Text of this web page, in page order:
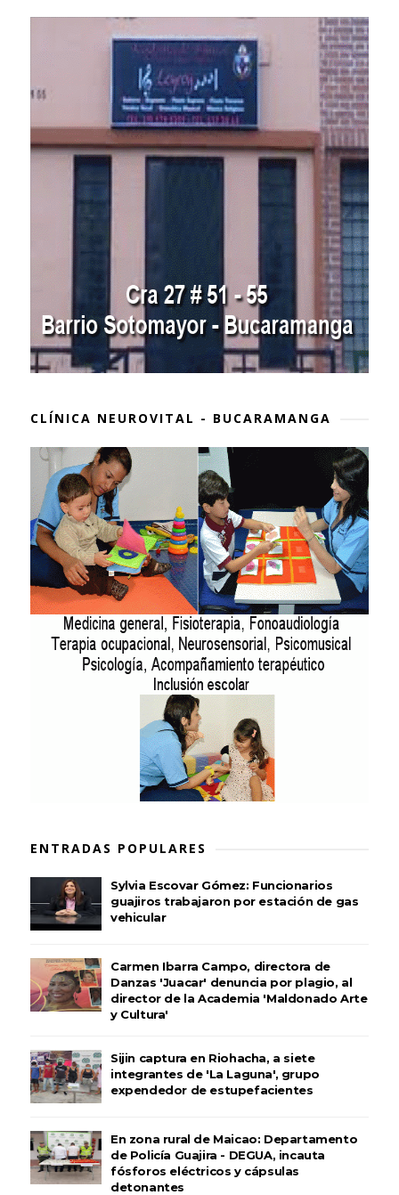
CLÍNICA NEUROVITAL - BUCARAMANGA
ENTRADAS POPULARES
Sylvia Escovar Gómez: Funcionarios
guajiros trabajaron por estación de gas
vehicular
Carmen Ibarra Campo, directora de
Danzas 'Juacar' denuncia por plagio, al
director de la Academia 'Maldonado Arte
y Cultura'
Sijin captura en Riohacha, a siete
integrantes de 'La Laguna', grupo
expendedor de estupefacientes
En zona rural de Maicao: Departamento
de Policía Guajira - DEGUA, incauta
fósforos eléctricos y cápsulas
detonantes